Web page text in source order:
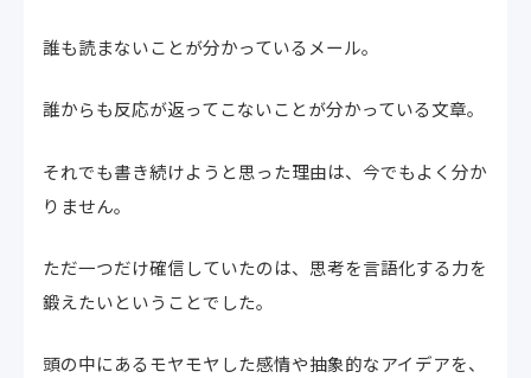
誰も読まないことが分かっているメール。
誰からも反応が返ってこないことが分かっている文章。
それでも書き続けようと思った理由は、今でもよく分か
りません。
ただ一つだけ確信していたのは、思考を言語化する力を
鍛えたいということでした。
頭の中にあるモヤモヤした感情や抽象的なアイデアを、